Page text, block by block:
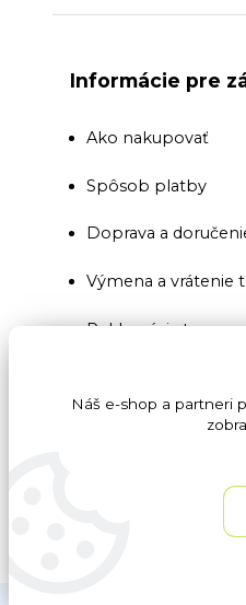
Informácie pre
Ako nakupovať
Spôsob platby
Doprava a
Výmena a vrátenie
Reklamácia tovaru
Všeobecné
Ochrana osobných
Náš e-shop a partneri